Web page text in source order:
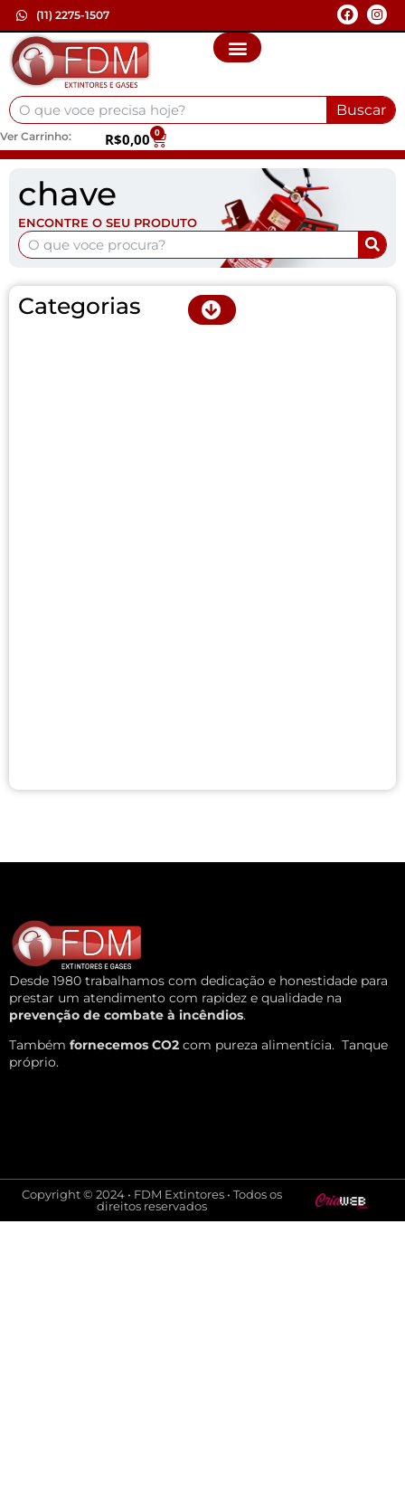
(11) 2275-1507
Buscar
Ver Carrinho: R$0,00 0
chave
ENCONTRE O SEU PRODUTO
Categorias
Desde 1980 trabalhamos com dedicação e honestidade para
prestar um atendimento com rapidez e qualidade na
prevenção de combate à incêndios.
Também fornecemos CO2 com pureza alimentícia. Tanque
próprio.
Copyright © 2024 • FDM Extintores • Todos os
direitos reservados